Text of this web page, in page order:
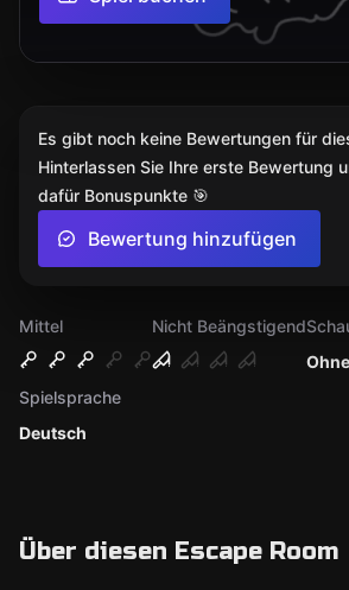
Mittel
Nicht Beängstigend
Deutsch
Spielsprache
Über diesen Escape Room
Es gibt noch keine Bewertungen für
Hinterlassen Sie Ihre erste Bewertung
dafür Bonuspunkte 🎯
Bewertung hinzufügen